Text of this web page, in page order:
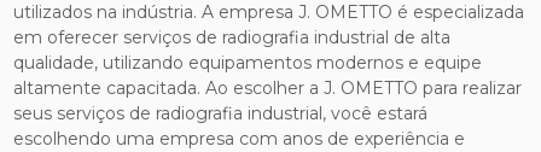
utilizados na indústria. A empresa J. OMETTO é especializada
em oferecer serviços de radiografia industrial de alta
qualidade, utilizando equipamentos modernos e equipe
altamente capacitada. Ao escolher a J. OMETTO para realizar
seus serviços de radiografia industrial, você estará
escolhendo uma empresa com anos de experiência e